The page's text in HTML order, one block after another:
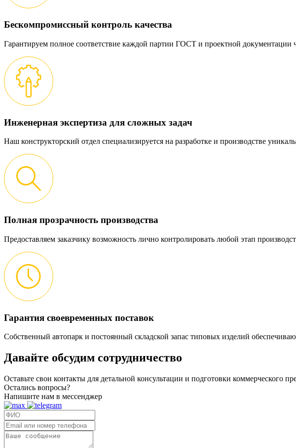
Бескомпромиссный контроль качества
Гарантируем полное соответствие каждой партии ГОСТ и проектной документации
Инженерная экспертиза для сложных задач
Наш конструкторский отдел специализируется на разработке и производстве
Полная прозрачность производства
Предоставляем заказчику возможность лично контролировать любой этап
Гарантия своевременных поставок
Собственный автопарк и постоянный складской запас типовых изделий
Давайте обсудим сотрудничество
Оставьте свои контакты для детальной консультации и подготовки коммерческого
Остались вопросы?
Напишите нам в мессенджер